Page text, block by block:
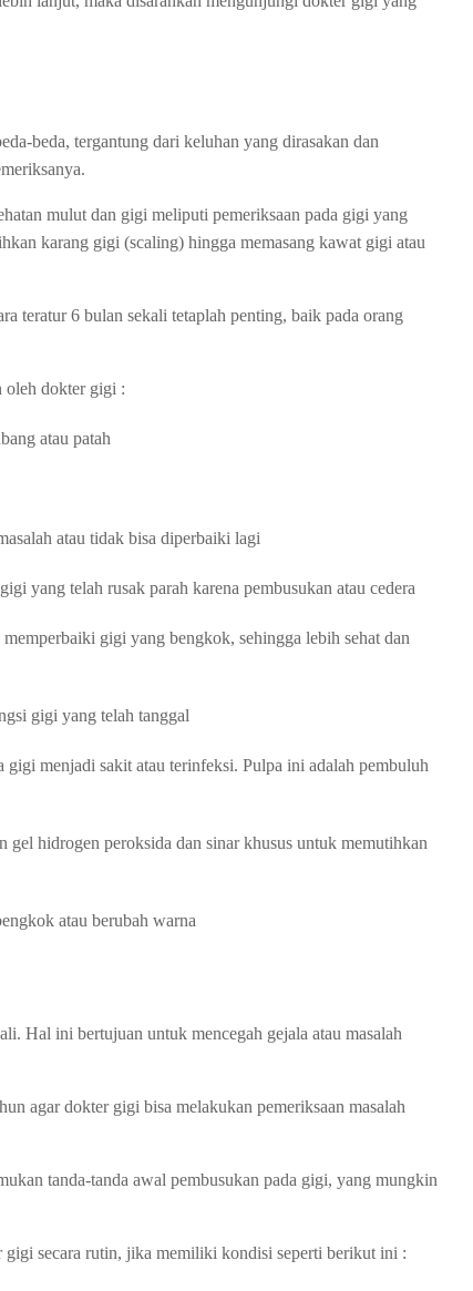
beda, tergantung dari keluhan yang dirasakan dan
mulut dan gigi meliputi pemeriksaan pada gigi yang
karang gigi (scaling) hingga memasang kawat gigi atau
teratur 6 bulan sekali tetaplah penting, baik pada orang
oleh dokter gigi :
atau patah
atau tidak bisa diperbaiki lagi
yang telah rusak parah karena pembusukan atau cedera
gigi yang bengkok, sehingga lebih sehat dan
gigi yang telah tanggal
menjadi sakit atau terinfeksi. Pulpa ini adalah pembuluh
hidrogen peroksida dan sinar khusus untuk memutihkan
atau berubah warna
Hal ini bertujuan untuk mencegah gejala atau masalah
agar dokter gigi bisa melakukan pemeriksaan masalah
tanda-tanda awal pembusukan pada gigi, yang mungkin
secara rutin, jika memiliki kondisi seperti berikut ini :